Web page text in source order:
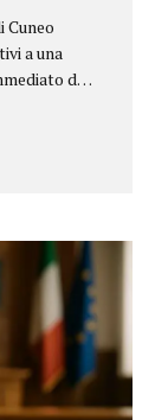
Cuneo
a una
del